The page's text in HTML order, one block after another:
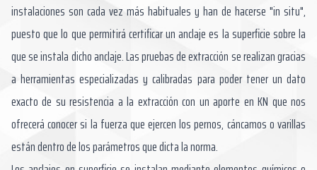
instalaciones son cada vez más habituales y han de hacerse "in situ",
puesto que lo que permitirá certificar un anclaje es la superficie sobre la
que se instala dicho anclaje. Las pruebas de extracción se realizan gracias
a herramientas especializadas y calibradas para poder tener un dato
exacto de su resistencia a la extracción con un aporte en KN que nos
ofrecerá conocer si la fuerza que ejercen los pernos, cáncamos o varillas
están dentro de los parámetros que dicta la norma.